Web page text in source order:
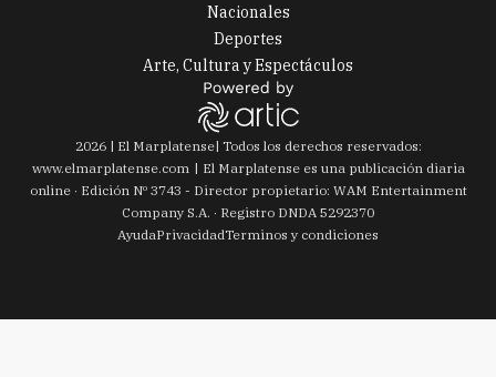
Nacionales
Deportes
Arte, Cultura y Espectáculos
2026| El Marplatense| Todos los derechos reservados:
www.elmarplatense.com
El Marplatense es una publicación diaria
online · Edición Nº 3743 - Director propietario: WAM Entertainment
Company S.A. · Registro DNDA 5292370
AyudaPrivacidadTerminos y condiciones